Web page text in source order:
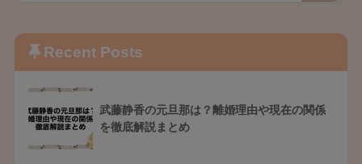
Recent Posts
武藤静香の元旦那は？離婚理由や現在の関係
を徹底解説まとめ